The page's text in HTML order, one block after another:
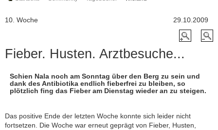
29.10.2009
10. Woche
Fieber. Husten. Arztbesuche...
Schien Nala noch am Sonntag über den Berg zu sein und
dank des Antibiotika endlich fieberfrei zu bleiben, so
plötzlich fing das Fieber am Dienstag wieder an zu steigen.
Das positive Ende der letzten Woche konnte sich leider nicht
fortsetzen. Die Woche war erneut geprägt von Fieber, Husten,